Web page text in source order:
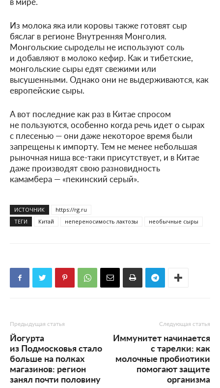
Из молока яка или коровы также готовят сыр
бяслаг в регионе Внутренняя Монголия.
Монгольские сыроделы не используют соль
и добавляют в молоко кефир. Как и тибетские,
монгольские сыры едят свежими или
высушенными. Однако они не выдерживаются, как
европейские сыры.
А вот последние как раз в Китае спросом
не пользуются, особенно когда речь идет о сырах
с плесенью — они даже некоторое время были
запрещены к импорту. Тем не менее небольшая
рыночная ниша все-таки присутствует, и в Китае
даже производят свою разновидность
камамбера — «пекинский серый».
ИСТОЧНИК
https://rg.ru
ТЕГИ
Китай непереносимость лактозы необычные сыры
Предыдущая статья
Йогурта
из Подмосковья стало
больше на полках
магазинов: регион
занял почти половину
Следующая статья
Иммунитет начинается
с тарелки: как
молочные пробиотики
помогают защите
организма